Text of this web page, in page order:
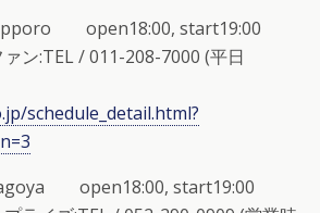
open18:00, start19:00
ン:TEL / 011-208-7000 (平日
schedule_detail.html?
open18:00, start19:00